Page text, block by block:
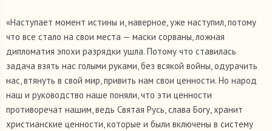
«Наступает момент истины и, наверное, уже наступил, потому
что все стало на свои места — маски сорваны, ложная
дипломатия эпохи разрядки ушла. Потому что ставилась
задача взять нас голыми руками, без всякой войны, одурачить
нас, втянуть в свой мир, привить нам свои ценности. Но народ
наш и руководство наше поняли, что эти ценности
противоречат нашим, ведь Святая Русь, слава Богу, хранит
христианские ценности, которые и были включены в систему